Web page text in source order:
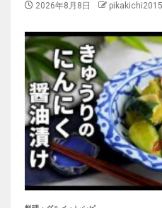
2026年8月8日